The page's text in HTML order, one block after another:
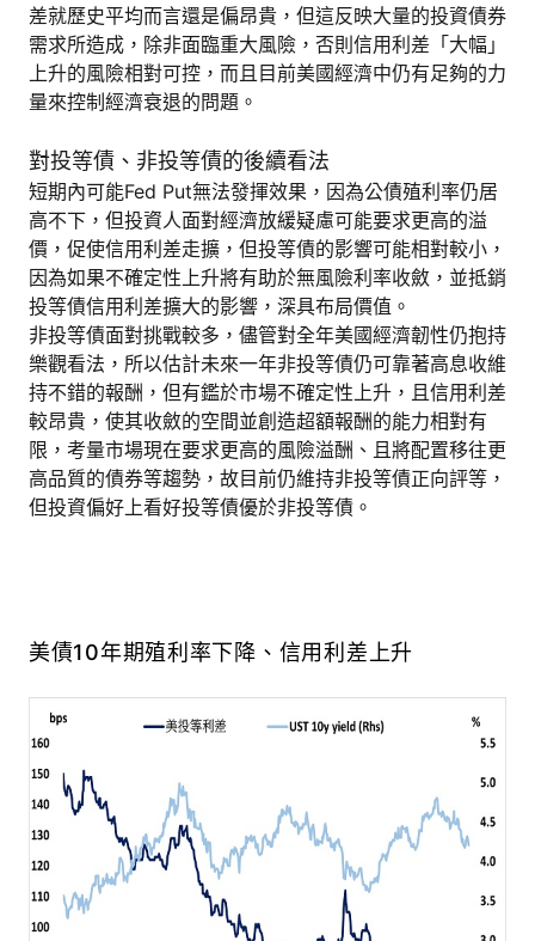
差就歷史平均而言還是偏昂貴，但這反映大量的投資債券
需求所造成，除非面臨重大風險，否則信用利差「大幅」
上升的風險相對可控，而且目前美國經濟中仍有足夠的力
量來控制經濟衰退的問題。
對投等債、非投等債的後續看法
短期內可能Fed Put無法發揮效果，因為公債殖利率仍居
高不下，但投資人面對經濟放緩疑慮可能要求更高的溢
價，促使信用利差走擴，但投等債的影響可能相對較小，
因為如果不確定性上升將有助於無風險利率收斂，並抵銷
投等債信用利差擴大的影響，深具布局價值。
非投等債面對挑戰較多，儘管對全年美國經濟韌性仍抱持
樂觀看法，所以估計未來一年非投等債仍可靠著高息收維
持不錯的報酬，但有鑑於市場不確定性上升，且信用利差
較昂貴，使其收斂的空間並創造超額報酬的能力相對有
限，考量市場現在要求更高的風險溢酬、且將配置移往更
高品質的債券等趨勢，故目前仍維持非投等債正向評等，
但投資偏好上看好投等債優於非投等債。
美債10年期殖利率下降、信用利差上升